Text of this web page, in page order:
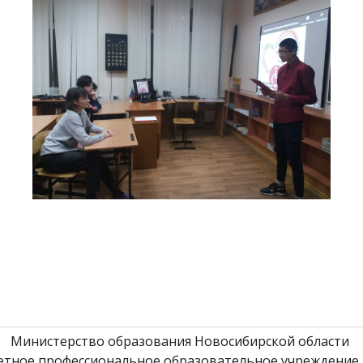
Министерство образования Новосибирской области